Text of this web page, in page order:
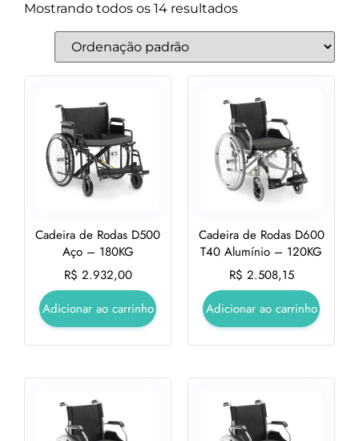
Mostrando todos os 14 resultados
Cadeira de Rodas D500
Aço – 180KG
R$ 2.932,00
Adicionar ao carrinho
Cadeira de Rodas D600
T40 Alumínio – 120KG
R$ 2.508,15
Adicionar ao carrinho